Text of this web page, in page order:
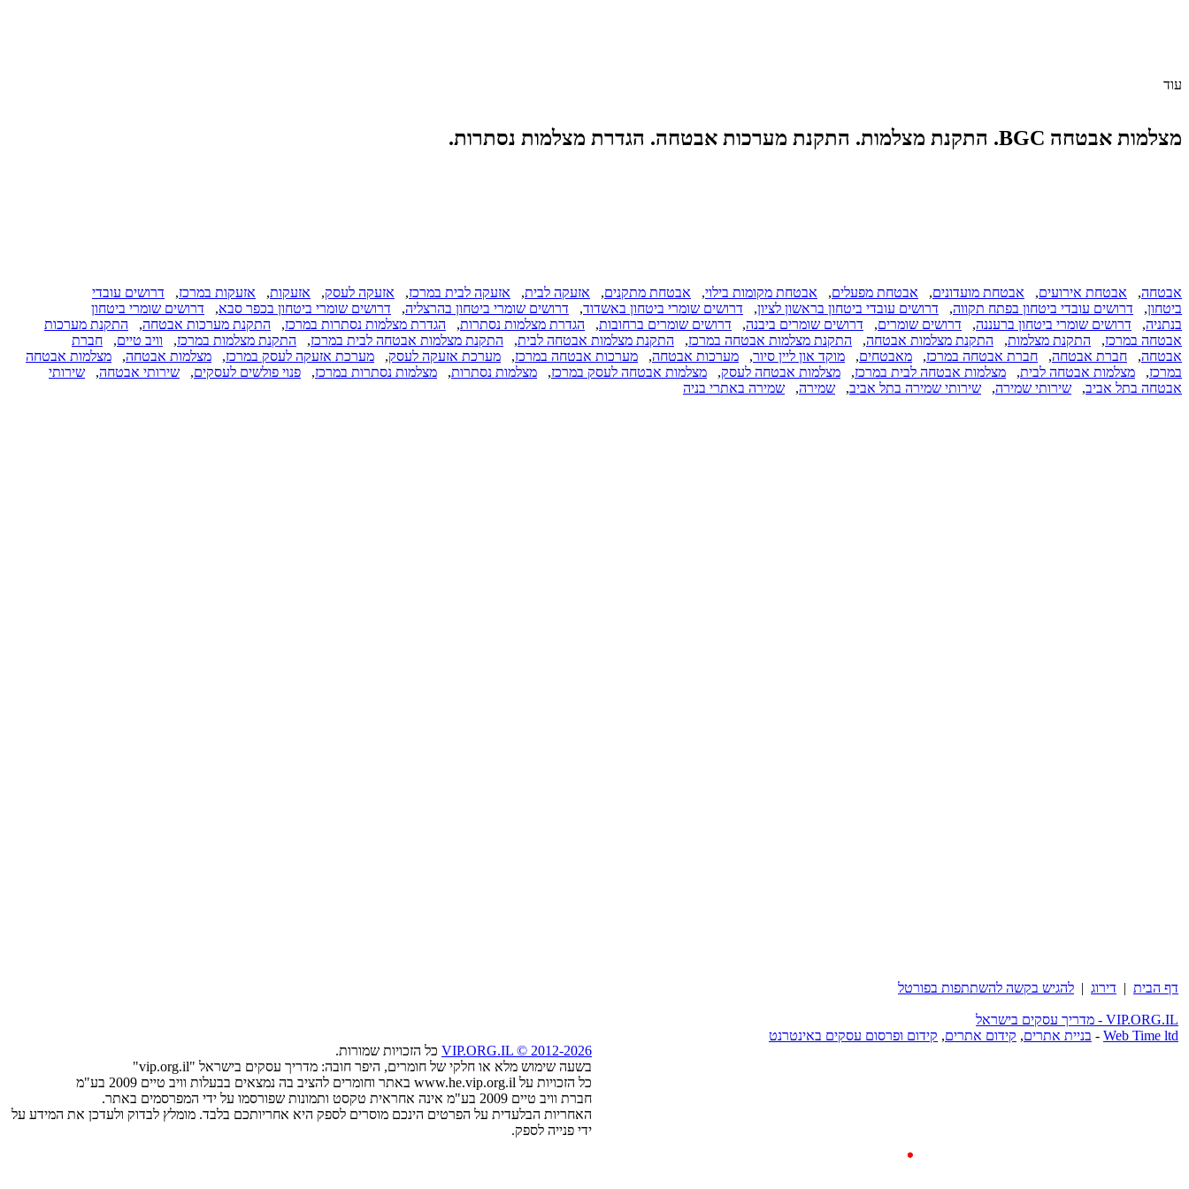
עוד
מצלמות אבטחה BGC. התקנת מצלמות. התקנת מערכות אבטחה. הגדרת מצלמות נסתרות.
אבטחה, אבטחת אירועים, אבטחת מועדונים, אבטחת מפעלים, אבטחת מקומות בילוי, אבטחת מתקנים, אזעקה לבית, אזעקה לבית במרכז, אזעקה לעסק, אזעקות, אזעקות במרכז, דרושים עובדי
ביטחון, דרושים עובדי ביטחון בפתח תקווה, דרושים עובדי ביטחון בראשון לציון, דרושים שומרי ביטחון באשדוד, דרושים שומרי ביטחון בהרצליה, דרושים שומרי ביטחון בכפר סבא, דרושים שומרי ביטחון
בנתניה, דרושים שומרי ביטחון ברעננה, דרושים שומרים, דרושים שומרים ביבנה, דרושים שומרים ברחובות, הגדרת מצלמות נסתרות, הגדרת מצלמות נסתרות במרכז, התקנת מערכות אבטחה, התקנת מערכות
אבטחה במרכז, התקנת מצלמות, התקנת מצלמות אבטחה, התקנת מצלמות אבטחה במרכז, התקנת מצלמות אבטחה לבית, התקנת מצלמות אבטחה לבית במרכז, התקנת מצלמות במרכז, וויב טיים, חברת
אבטחה, חברת אבטחה, חברת אבטחה במרכז, מאבטחים, מוקד און ליין סיור, מערכות אבטחה, מערכות אבטחה במרכז, מערכת אזעקה לעסק, מערכת אזעקה לעסק במרכז, מצלמות אבטחה, מצלמות אבטחה
במרכז, מצלמות אבטחה לבית, מצלמות אבטחה לבית במרכז, מצלמות אבטחה לעסק, מצלמות אבטחה לעסק במרכז, מצלמות נסתרות, מצלמות נסתרות במרכז, פנוי פולשים לעסקים, שירותי אבטחה, שירותי
אבטחה בתל אביב, שירותי שמירה, שירותי שמירה בתל אביב, שמירה, שמירה באתרי בניה
דף הבית | דירוג | להגיש בקשה להשתתפות בפורטל
VIP.ORG.IL - מדריך עסקים בישראל
Web Time ltd
- בניית אתרים, קידום אתרים, קידום ופרסום עסקים באינטרנט
VIP.ORG.IL © 2012-2026
כל הזכויות שמורות.
בשעה שימוש מלא או חלקי של חומרים, היפר חובה: מדריך עסקים בישראל "vip.org.il"
כל הזכויות על www.he.vip.org.il באתר וחומרים להציב בה נמצאים בבעלות וויב טיים 2009 בע"מ
חברת וויב טיים 2009 בע"מ אינה אחראית טקסט ותמונות שפורסמו על ידי המפרסמים באתר.
האחריות הבלעדית על הפרטים הינכם מוסרים לספק היא אחריותכם בלבד. מומלץ לבדוק ולעדכן את המידע על
ידי פנייה לספק.